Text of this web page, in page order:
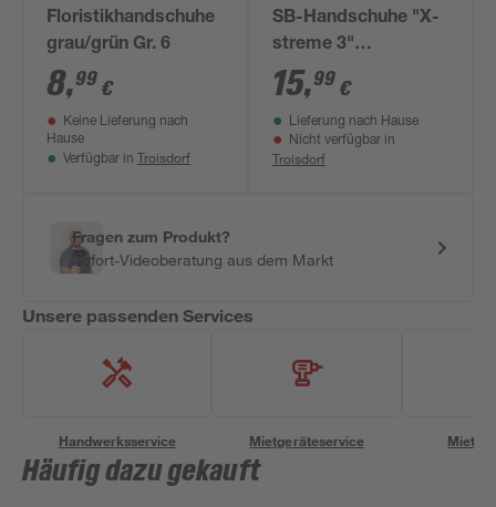
Floristikhandschuhe
grau/grün Gr. 6
8,99 €
Keine Lieferung nach
Hause
Verfügbar in Troisdorf
SB-Handschuhe "X-
streme 3"
grau/schwarz Gr. 9
15,99 €
Lieferung nach Hause
Nicht verfügbar in
Troisdorf
Fragen zum Produkt?
Sofort-Videoberatung aus dem Markt
Unsere passenden Services
Handwerksservice Mietgeräteservice
Häufig dazu gekauft